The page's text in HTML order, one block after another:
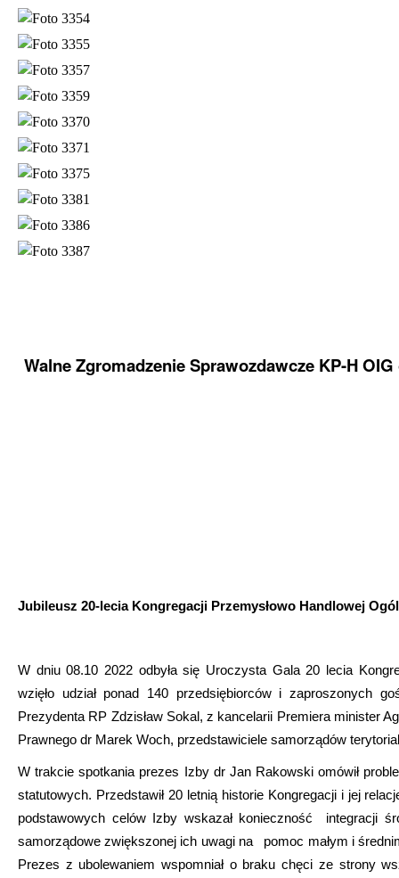
Walne Zgromadzenie Sprawozdawcze KP-H
Jubileusz 20-lecia Kongregacji Przemysłowo Handlowej
W dniu 08.10 2022 odbyła się Uroczysta Gala 20 lecia
wzięło udział ponad 140 przedsiębiorców i zaproszonych
Prezydenta RP Zdzisław Sokal, z kancelarii Premiera minister
Prawnego dr Marek Woch, przedstawiciele samorządów
W trakcie spotkania prezes Izby dr Jan Rakowski omówił
statutowych. Przedstawił 20 letnią historie Kongregacji i jej
podstawowych celów Izby wskazał konieczność integracji
samorządowe zwiększonej ich uwagi na pomoc małym i
Prezes z ubolewaniem wspomniał o braku chęci ze strony